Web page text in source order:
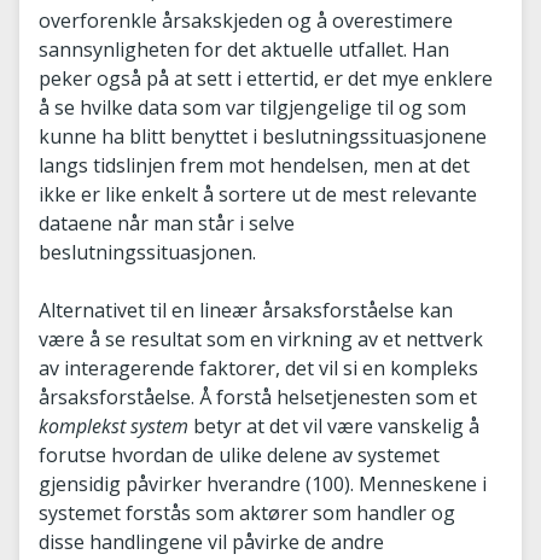
overforenkle årsakskjeden og å overestimere
sannsynligheten for det aktuelle utfallet. Han
peker også på at sett i ettertid, er det mye enklere
å se hvilke data som var tilgjengelige til og som
kunne ha blitt benyttet i beslutningssituasjonene
langs tidslinjen frem mot hendelsen, men at det
ikke er like enkelt å sortere ut de mest relevante
dataene når man står i selve
beslutningssituasjonen.
Alternativet til en lineær årsaksforståelse kan
være å se resultat som en virkning av et nettverk
av interagerende faktorer, det vil si en kompleks
årsaksforståelse. Å forstå helsetjenesten som et
komplekst system betyr at det vil være vanskelig å
forutse hvordan de ulike delene av systemet
gjensidig påvirker hverandre (100). Menneskene i
systemet forstås som aktører som handler og
disse handlingene vil påvirke de andre